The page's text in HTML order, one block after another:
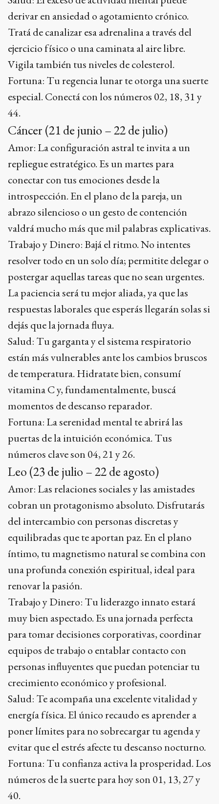
derivar en ansiedad o agotamiento crónico.
Tratá de canalizar esa adrenalina a través del
ejercicio físico o una caminata al aire libre.
Vigila también tus niveles de colesterol.
Fortuna: Tu regencia lunar te otorga una suerte
especial. Conectá con los números 02, 18, 31 y
44.
Cáncer (21 de junio – 22 de julio)
Amor: La configuración astral te invita a un
repliegue estratégico. Es un martes para
conectar con tus emociones desde la
introspección. En el plano de la pareja, un
abrazo silencioso o un gesto de contención
valdrá mucho más que mil palabras explicativas.
Trabajo y Dinero: Bajá el ritmo. No intentes
resolver todo en un solo día; permitite delegar o
postergar aquellas tareas que no sean urgentes.
La paciencia será tu mejor aliada, ya que las
respuestas laborales que esperás llegarán solas si
dejás que la jornada fluya.
Salud: Tu garganta y el sistema respiratorio
están más vulnerables ante los cambios bruscos
de temperatura. Hidratate bien, consumí
vitamina C y, fundamentalmente, buscá
momentos de descanso reparador.
Fortuna: La serenidad mental te abrirá las
puertas de la intuición económica. Tus
números clave son 04, 21 y 26.
Leo (23 de julio – 22 de agosto)
Amor: Las relaciones sociales y las amistades
cobran un protagonismo absoluto. Disfrutarás
del intercambio con personas discretas y
equilibradas que te aportan paz. En el plano
íntimo, tu magnetismo natural se combina con
una profunda conexión espiritual, ideal para
renovar la pasión.
Trabajo y Dinero: Tu liderazgo innato estará
muy bien aspectado. Es una jornada perfecta
para tomar decisiones corporativas, coordinar
equipos de trabajo o entablar contacto con
personas influyentes que puedan potenciar tu
crecimiento económico y profesional.
Salud: Te acompaña una excelente vitalidad y
energía física. El único recaudo es aprender a
poner límites para no sobrecargar tu agenda y
evitar que el estrés afecte tu descanso nocturno.
Fortuna: Tu confianza activa la prosperidad. Los
números de la suerte para hoy son 01, 13, 27 y
40.